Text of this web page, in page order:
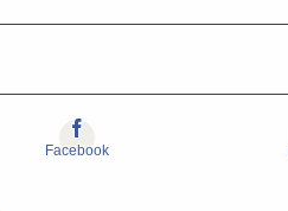
Facebook